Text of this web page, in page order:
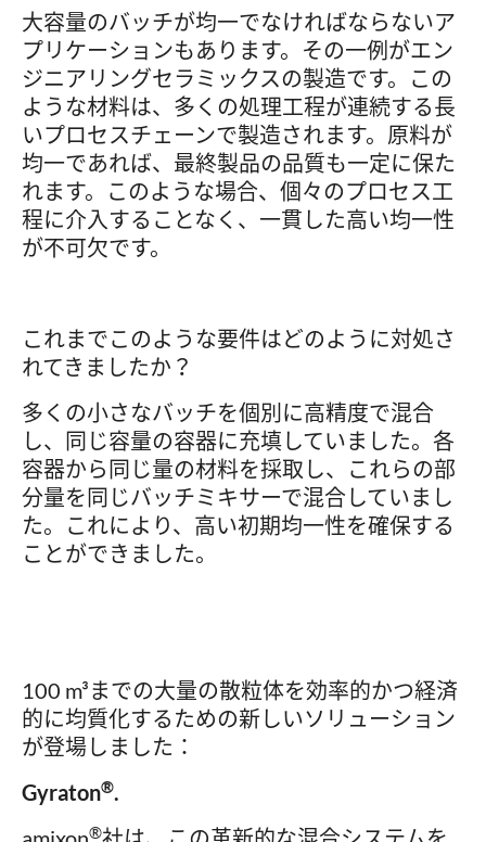
大容量のバッチが均一でなければならないア
プリケーションもあります。その一例がエン
ジニアリングセラミックスの製造です。この
ような材料は、多くの処理工程が連続する長
いプロセスチェーンで製造されます。原料が
均一であれば、最終製品の品質も一定に保た
れます。このような場合、個々のプロセス工
程に介入することなく、一貫した高い均一性
が不可欠です。
これまでこのような要件はどのように対処さ
れてきましたか？
多くの小さなバッチを個別に高精度で混合
し、同じ容量の容器に充填していました。各
容器から同じ量の材料を採取し、これらの部
分量を同じバッチミキサーで混合していまし
た。これにより、高い初期均一性を確保する
ことができました。
100 m³までの大量の散粒体を効率的かつ経済
的に均質化するための新しいソリューション
が登場しました：
Gyraton®.
®